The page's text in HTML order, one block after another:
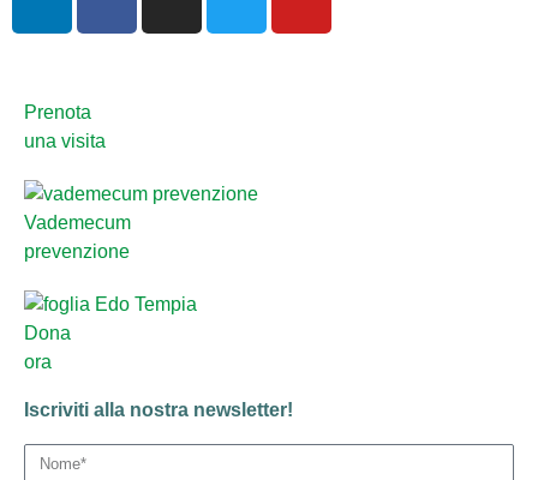
Prenota
una visita
Vademecum
prevenzione
Dona
ora
Iscriviti alla nostra newsletter!